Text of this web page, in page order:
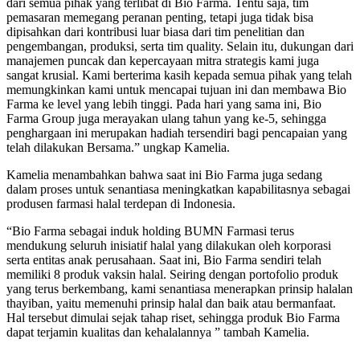
pemasaran memegang peranan penting, tetapi juga tidak bisa
dipisahkan dari kontribusi luar biasa dari tim penelitian dan
pengembangan, produksi, serta tim quality. Selain itu, dukungan dari
manajemen puncak dan kepercayaan mitra strategis kami juga
sangat krusial. Kami berterima kasih kepada semua pihak yang telah
memungkinkan kami untuk mencapai tujuan ini dan membawa Bio
Farma ke level yang lebih tinggi. Pada hari yang sama ini, Bio
Farma Group juga merayakan ulang tahun yang ke-5, sehingga
penghargaan ini merupakan hadiah tersendiri bagi pencapaian yang
telah dilakukan Bersama.” ungkap Kamelia.
Kamelia menambahkan bahwa saat ini Bio Farma juga sedang
dalam proses untuk senantiasa meningkatkan kapabilitasnya sebagai
produsen farmasi halal terdepan di Indonesia.
“Bio Farma sebagai induk holding BUMN Farmasi terus
mendukung seluruh inisiatif halal yang dilakukan oleh korporasi
serta entitas anak perusahaan. Saat ini, Bio Farma sendiri telah
memiliki 8 produk vaksin halal. Seiring dengan portofolio produk
yang terus berkembang, kami senantiasa menerapkan prinsip halalan
thayiban, yaitu memenuhi prinsip halal dan baik atau bermanfaat.
Hal tersebut dimulai sejak tahap riset, sehingga produk Bio Farma
dapat terjamin kualitas dan kehalalannya ” tambah Kamelia.